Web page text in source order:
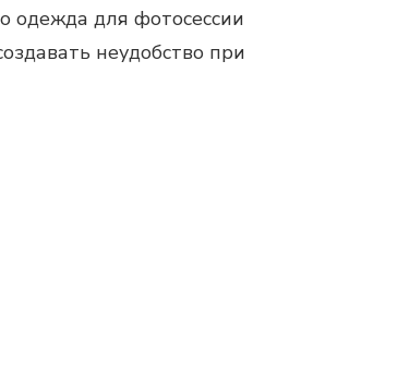
одежда для фотосессии
неудобство при